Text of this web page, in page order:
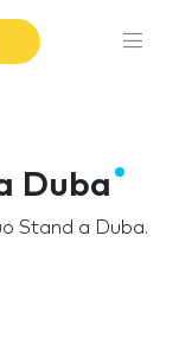
Duba
Stand a Duba.